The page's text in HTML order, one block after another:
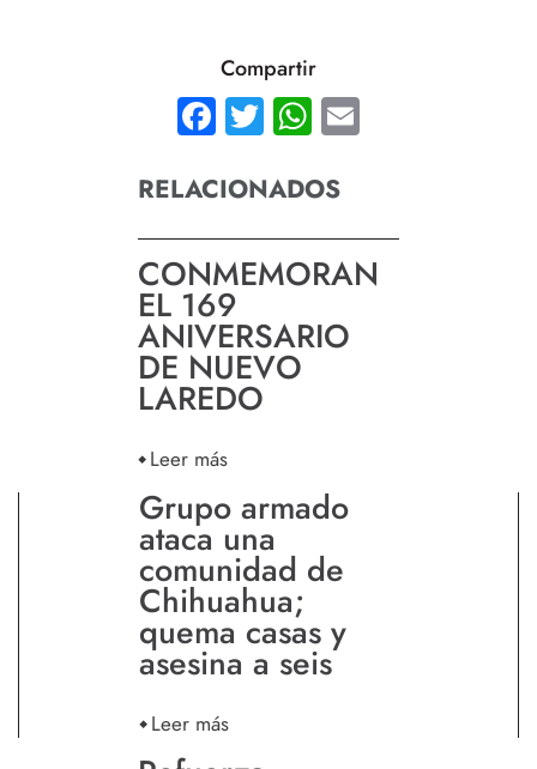
Compartir
Facebook
TwitterWhatsApp
RELACIONADOS
CONMEMORAN
EL 169
ANIVERSARIO
DE NUEVO
LAREDO
Leer más
Grupo armado
ataca una
comunidad de
Chihuahua;
quema casas y
asesina a seis
Leer más